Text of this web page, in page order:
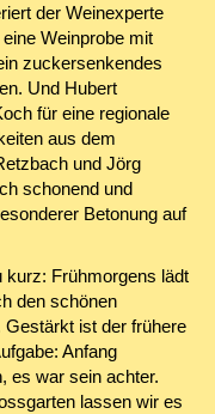
der Weinexperte
Weinprobe mit
zuckersenkendes
Und Hubert
für eine regionale
aus dem
und Jörg
schonend und
Betonung auf
Frühmorgens lädt
den schönen
ist der frühere
Anfang
es war sein achter.
lassen wir es